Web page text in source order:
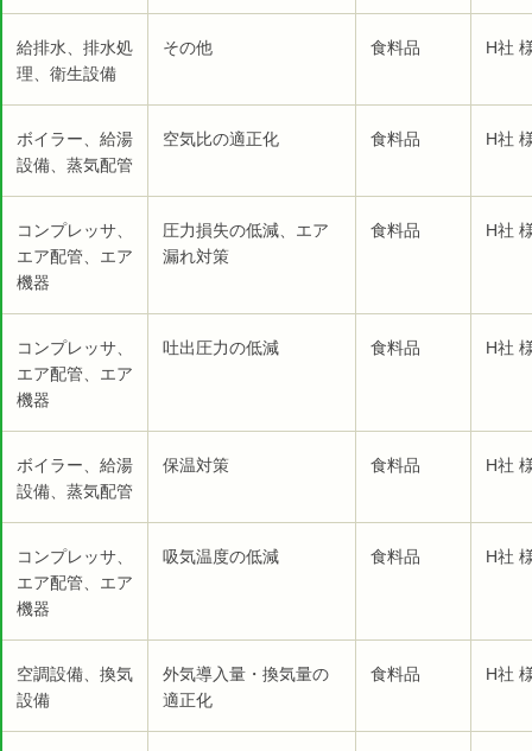
給排水、排水処
理、衛生設備
その他 食料品 H社
ボイラー、給湯
設備、蒸気配管
空気比の適正化 食料品 H社
コンプレッサ、
エア配管、エア
機器
圧力損失の低減、エア
漏れ対策
食料品 H社
コンプレッサ、
エア配管、エア
機器
吐出圧力の低減 食料品 H社
ボイラー、給湯
設備、蒸気配管
保温対策 食料品 H社
コンプレッサ、
エア配管、エア
機器
吸気温度の低減 食料品 H社
空調設備、換気
設備
外気導入量・換気量の
適正化
食料品 H社